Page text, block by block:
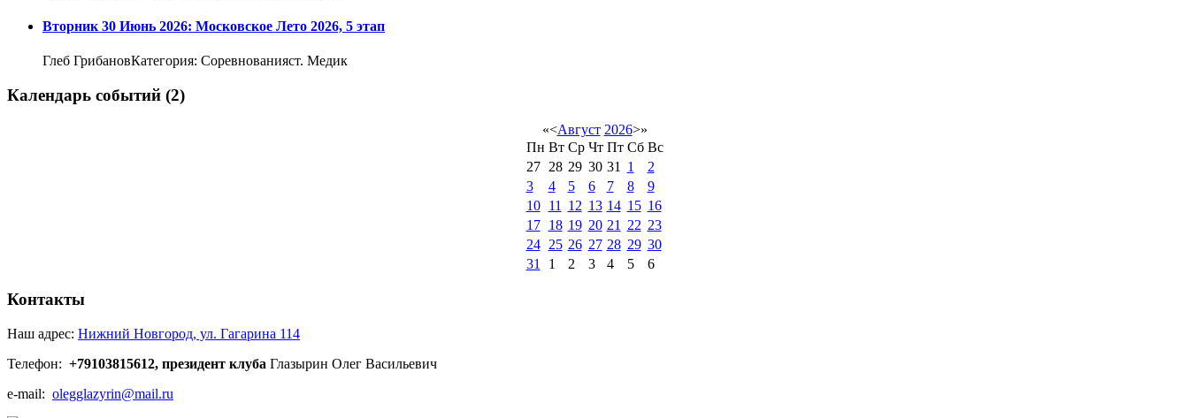
Вторник 30 Июнь 2026: Московское Лето 2026, 5 этап
Глеб ГрибановКатегория: Соревнованияст. Медик
Календарь событий (2)
«<Август 2026>»
Пн Вт Ср Чт Пт Сб Вс
27
28 29 30 31 1
2
3
4 5 6 7 8
9
10
11 12 13 14 15 16
17
18 19 20 21 22 23
24
25 26 27 28 29 30
31
1 2 3 4 5 6
Контакты
Наш адрес: Нижний Новгород, ул. Гагарина 114
Телефон: +79103815612, президент клуба Глазырин Олег Васильевич
e-mail: olegglazyrin@mail.ru